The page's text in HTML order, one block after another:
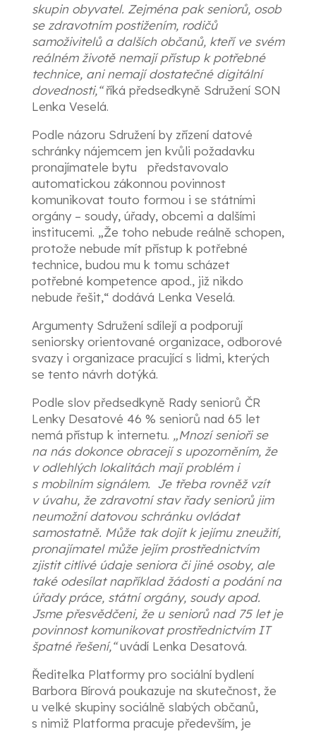
skupin obyvatel. Zejména pak seniorů, osob
se zdravotním postižením, rodičů
samoživitelů a dalších občanů, kteří ve svém
reálném životě nemají přístup k potřebné
technice, ani nemají dostatečné digitální
dovednosti,“říká předsedkyně Sdružení SON
Lenka Veselá.
Podle názoru Sdružení by zřízení datové
schránky nájemcem jen kvůli požadavku
pronajímatele bytu představovalo
automatickou zákonnou povinnost
komunikovat touto formou i se státními
orgány – soudy, úřady, obcemi a dalšími
institucemi. „Že toho nebude reálně schopen,
protože nebude mít přístup k potřebné
technice, budou mu k tomu scházet
potřebné kompetence apod., již nikdo
nebude řešit,“ dodává Lenka Veselá.
Argumenty Sdružení sdílejí a podporují
seniorsky orientované organizace, odborové
svazy i organizace pracující s lidmi, kterých
se tento návrh dotýká.
Podle slov předsedkyně Rady seniorů ČR
Lenky Desatové 46 % seniorů nad 65 let
nemá přístup k internetu. „Mnozí senioři se
na nás dokonce obracejí s upozorněním, že
v odlehlých lokalitách mají problém i
s mobilním signálem. Je třeba rovněž vzít
v úvahu, že zdravotní stav řady seniorů jim
neumožní datovou schránku ovládat
samostatně. Může tak dojít k jejímu zneužití,
pronajímatel může jejím prostřednictvím
zjistit citlivé údaje seniora či jiné osoby, ale
také odesílat například žádosti a podání na
úřady práce, státní orgány, soudy apod.
Jsme přesvědčeni, že u seniorů nad 75 let je
povinnost komunikovat prostřednictvím IT
špatné řešení,“uvádí Lenka Desatová.
Ředitelka Platformy pro sociální bydlení
Barbora Bírová poukazuje na skutečnost, že
u velké skupiny sociálně slabých občanů,
s nimiž Platforma pracuje především, je